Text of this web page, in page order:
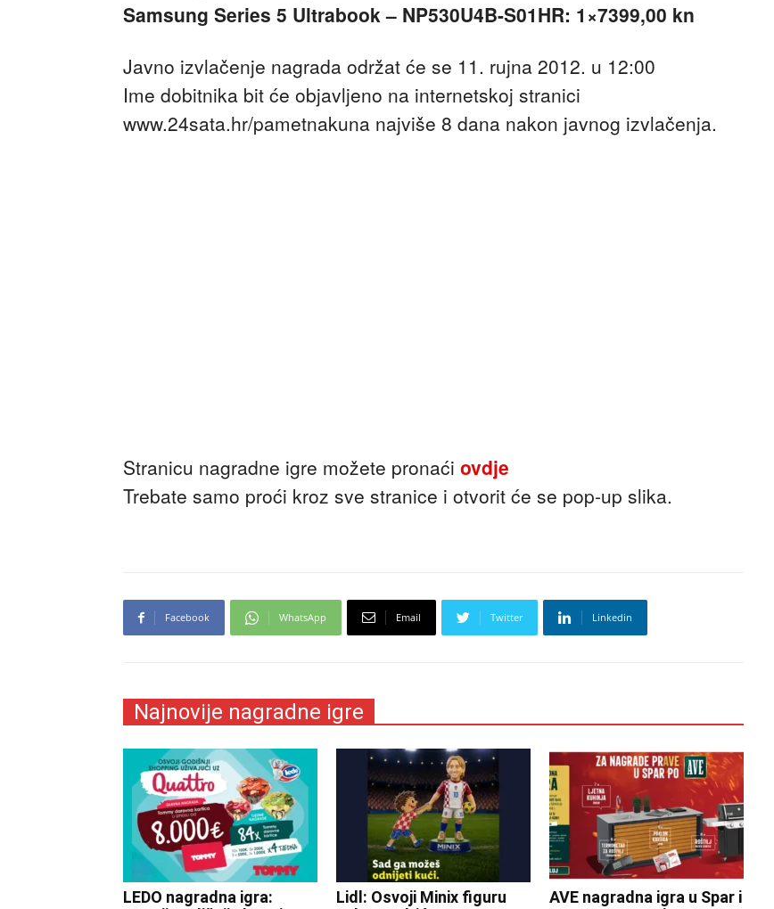
Samsung Series 5 Ultrabook – NP530U4B-S01HR: 1×7399,00 kn
Javno izvlačenje nagrada održat će se 11. rujna 2012. u 12:00
Ime dobitnika bit će objavljeno na internetskoj stranici
www.24sata.hr/pametnakuna najviše 8 dana nakon javnog izvlačenja.
Stranicu nagradne igre možete pronaći ovdje
Trebate samo proći kroz sve stranice i otvorit će se pop-up slika.
Facebook WhatsApp Email Twitter Linkedin
Najnovije nagradne igre
LEDO nagradna igra:
Lidl: Osvoji Minix figuru
AVE nagradna igra u Spar i